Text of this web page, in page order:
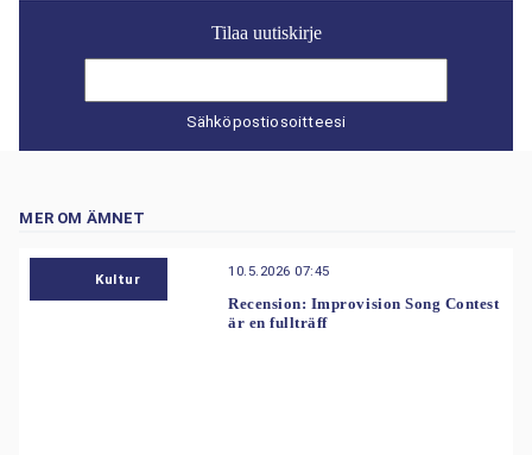
Tilaa uutiskirje
Sähköpostiosoitteesi
MER OM ÄMNET
Kultur 10.5.2026 07:45
Recension: Improvision Song Contest
är en fullträff